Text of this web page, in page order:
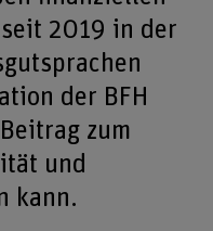
2019 in der
der BFH
zum
und
kann.